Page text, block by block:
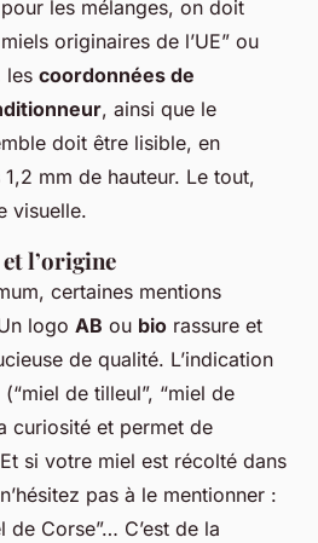
les mélanges, on doit
originaires de l’UE” ou
les coordonnées de
, ainsi que le
doit être lisible, en
mm de hauteur. Le tout,
visuelle.
l’origine
certaines mentions
logo AB ou bio rassure et
de qualité. L’indication
(“miel de tilleul”, “miel de
curiosité et permet de
si votre miel est récolté dans
pas à le mentionner :
de Corse”… C’est de la